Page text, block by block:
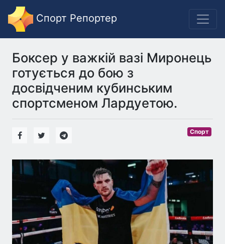
Спорт Репортер
Боксер у важкій вазі Миронець
готується до бою з
досвідченим кубинським
спортсменом Лардуетою.
Спорт